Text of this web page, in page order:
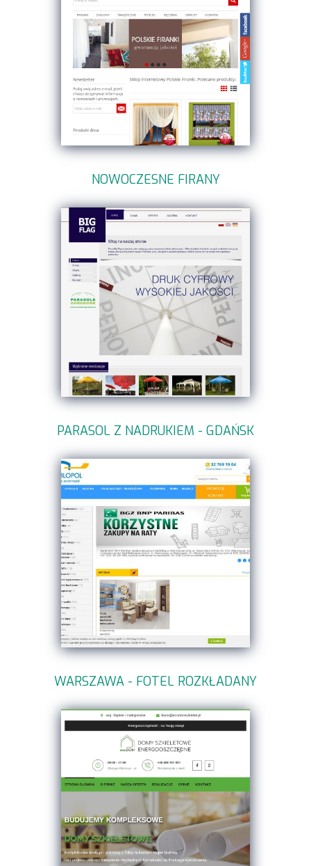
NOWOCZESNE FIRANY
PARASOL Z NADRUKIEM - GDAŃSK
WARSZAWA - FOTEL ROZKŁADANY